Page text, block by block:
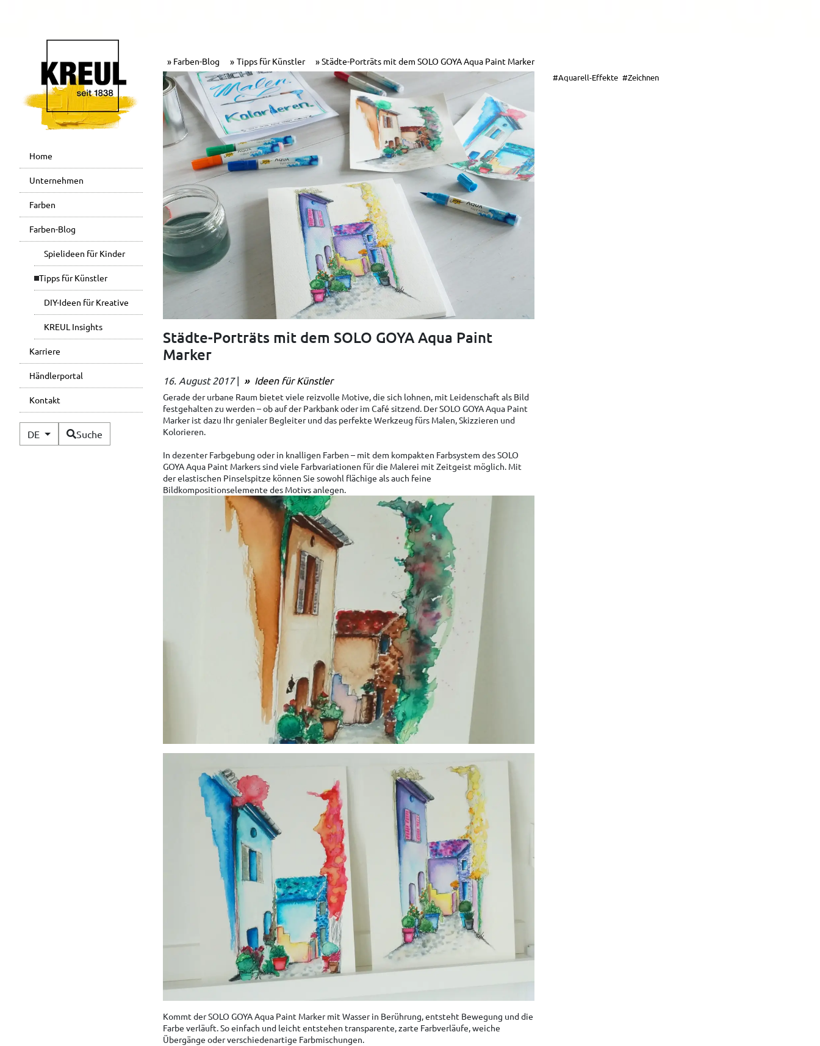
Home
Unternehmen
Farben
Farben-Blog
Spielideen für Kinder
Tipps für Künstler
DIY-Ideen für Kreative
KREUL Insights
Karriere
Händlerportal
Kontakt
DE Verfügbare Sprachen
Suche
Farben-Blog Tipps für Künstler Städte-Porträts mit dem SOLO GOYA Aqua Paint Marker
Städte-Porträts mit dem SOLO GOYA Aqua Paint
Marker
16. August 2017| Ideen für Künstler
Gerade der urbane Raum bietet viele reizvolle Motive, die sich lohnen, mit Leidenschaft als Bild
festgehalten zu werden – ob auf der Parkbank oder im Café sitzend. Der SOLO GOYA Aqua Paint
Marker ist dazu Ihr genialer Begleiter und das perfekte Werkzeug fürs Malen, Skizzieren und
Kolorieren.
In dezenter Farbgebung oder in knalligen Farben – mit dem kompakten Farbsystem des SOLO
GOYA Aqua Paint Markers sind viele Farbvariationen für die Malerei mit Zeitgeist möglich. Mit
der elastischen Pinselspitze können Sie sowohl flächige als auch feine
Bildkompositionselemente des Motivs anlegen.
Kommt der SOLO GOYA Aqua Paint Marker mit Wasser in Berührung, entsteht Bewegung und die
Farbe verläuft. So einfach und leicht entstehen transparente, zarte Farbverläufe, weiche
Übergänge oder verschiedenartige Farbmischungen.
#Aquarell-Effekte #Zeichnen